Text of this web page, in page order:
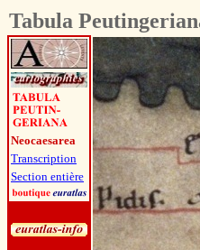
Tabula
Neocaesarea
Transcription
Section entière